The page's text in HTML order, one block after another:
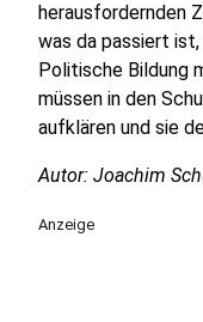
herausfordernden
was da passiert
Politische Bildung
müssen in den
aufklären und sie
Autor: Joachim
Anzeige